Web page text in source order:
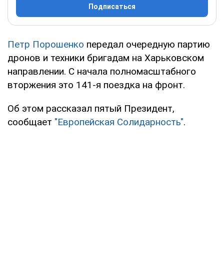
Подписаться
Петр Порошенко передал очередную партию
дронов и техники бригадам на Харьковском
направлении. С начала полномасштабного
вторжения это 141-я поездка на фронт.
Об этом рассказал пятый Президент,
сообщает "Европейская Солидарность".